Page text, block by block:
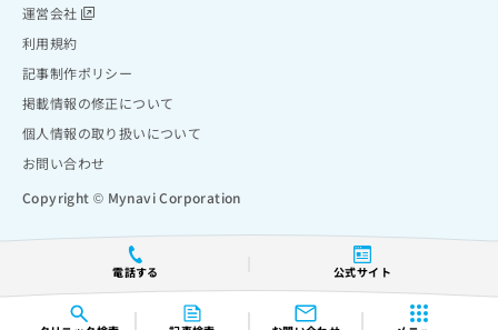
電話する 公式サイト
運営会社
利用規約
記事制作ポリシー
掲載情報の修正について
個人情報の取り扱いについて
お問い合わせ
Copyright © Mynavi Corporation